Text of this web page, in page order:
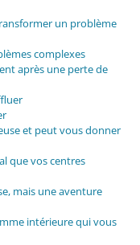
un problème
complexes
après une perte de
et peut vous donner
que vos centres
mais une aventure
intérieure qui vous